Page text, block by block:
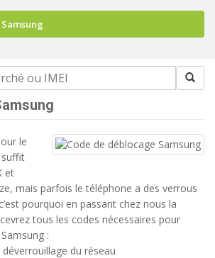
Samsung
le
suffit
et
mais parfois le téléphone a des verrous
pourquoi en passant chez nous la
tous les codes nécessaires pour
:
du réseau